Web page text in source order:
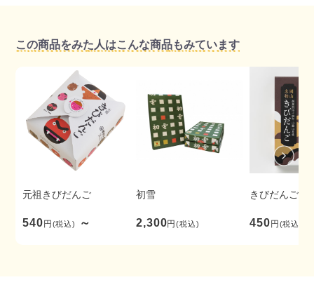
この商品をみた人はこんな商品もみています
元祖きびだんご
540円(税込) ～
初雪
2,300円(税込)
きびだんご
450円(税込)